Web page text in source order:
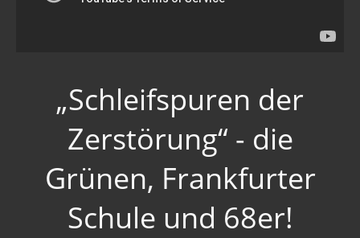
„Schleifspuren der
Zerstörung“ - die
Grünen, Frankfurter
Schule und 68er!